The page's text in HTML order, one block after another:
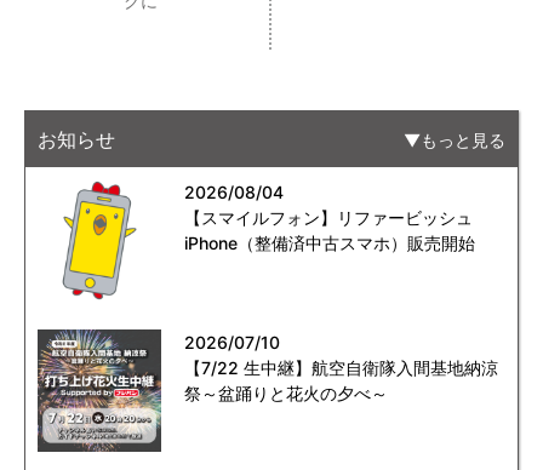
お知らせ もっと見る
2026/08/04
【スマイルフォン】リファービッシュ
iPhone（整備済中古スマホ）販売開始
2026/07/10
【7/22 生中継】航空自衛隊入間基地納涼
祭～盆踊りと花火の夕べ～